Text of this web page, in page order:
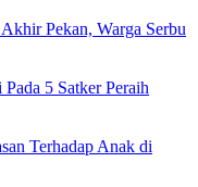
Pekan, Warga Serbu
5 Satker Peraih
Terhadap Anak di